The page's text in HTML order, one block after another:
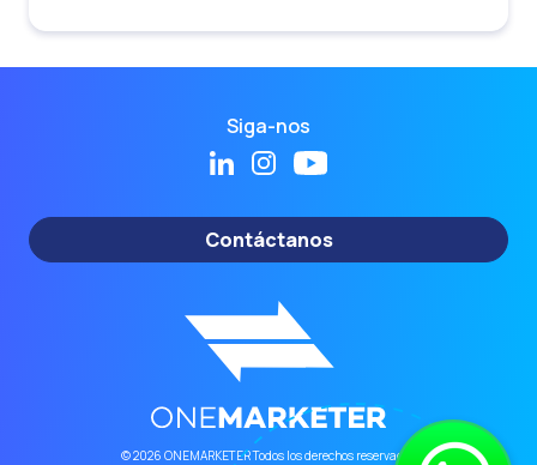
Siga-nos
Contáctanos
© 2026 ONEMARKETER Todos los derechos reservados